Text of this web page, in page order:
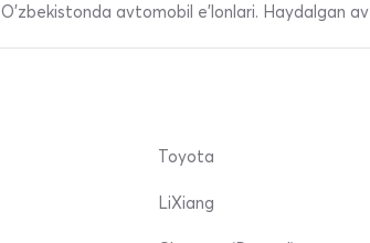
O'zbekistonda avtomobil e’lonlari. Haydalgan
Toyota
LiXiang